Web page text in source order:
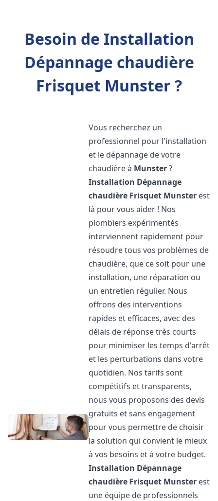
Besoin de Installation
Dépannage chaudière
Frisquet Munster ?
Vous recherchez un
professionnel pour l'installation
et le dépannage de votre
chaudière à Munster?
Installation Dépannage
chaudière Frisquet Munster est
là pour vous aider ! Nos
plombiers expérimentés
interviennent rapidement pour
résoudre tous vos problèmes de
chaudière, que ce soit pour une
installation, une réparation ou
un entretien régulier. Nous
offrons des interventions
rapides et efficaces, avec des
délais de réponse très courts
pour minimiser les temps d'arrêt
et les perturbations dans votre
quotidien. Nos tarifs sont
compétitifs et transparents,
nous vous proposons des devis
gratuits et sans engagement
pour vous permettre de choisir
la solution qui convient le mieux
à vos besoins et à votre budget.
Installation Dépannage
chaudière Frisquet Munster est
une équipe de professionnels